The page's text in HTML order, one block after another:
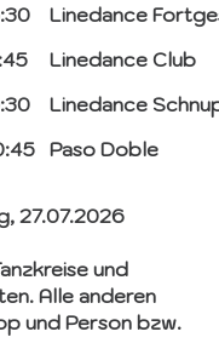
Linedance
Linedance Club
Linedance
Paso Doble
27.07.2026
und
Alle anderen
und Person bzw.